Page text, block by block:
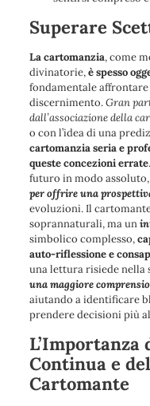
Superare
La cartomanzia, come
divinatorie,è spesso
fondamentale
discernimento.Gran
dall’associazione della
o con l’idea di una
cartomanzia seria e
queste concezioni errate
futuro in modo
per offrire una
evoluzioni. Il
soprannaturali, ma un
simbolico complesso,
auto-riflessione e
una lettura risiede nella
una maggiore
aiutando a identificare
prendere decisioni più
L’Importanza
Continua e
Cartomante